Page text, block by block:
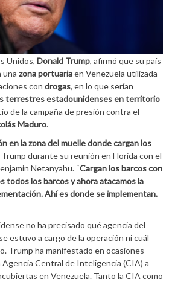
Unidos, Donald Trump, afirmó que su país
una zona portuariaen Venezuela utilizada
con drogas, en lo que serían
terrestres estadounidenses en territorio
de la campaña de presión contra el
Maduro.
en la zona del muelle donde cargan los
Trump durante su reunión en Florida con el
Netanyahu. “Cargan los barcos con
todos los barcos y ahora atacamos la
Ahí es donde se implementan.
no ha precisado qué agencia del
estuvo a cargo de la operación ni cuál
Trump ha manifestado en ocasiones
Agencia Central de Inteligencia (CIA) a
en Venezuela. Tanto la CIA como